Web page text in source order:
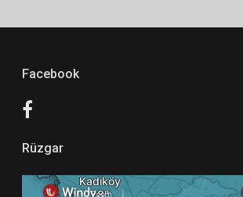
Facebook
Rüzgar